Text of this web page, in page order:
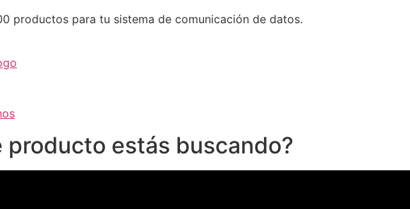
productos para tu sistema de comunicación de datos.
producto estás buscando?